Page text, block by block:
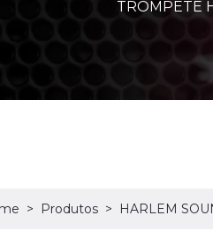
TROMPETE
Produtos HARLEM